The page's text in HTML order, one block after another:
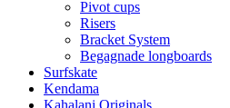
Pivot cups
Risers
Bracket System
Begagnade longboards
Surfskate
Kendama
Kahalani Originals